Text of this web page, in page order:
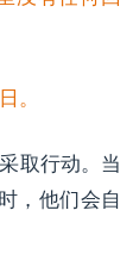
。
取行动。当
，他们会自